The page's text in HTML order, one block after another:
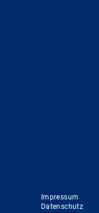
Impressum
Datenschutz